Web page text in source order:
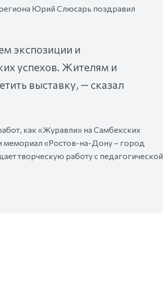
Юрий Слюсарь поздравил
экспозиции и
успехов. Жителям и
выставку, — сказал
как «Журавли» на Самбекских
мемориал «Ростов-на-Дону – город
творческую работу с педагогической